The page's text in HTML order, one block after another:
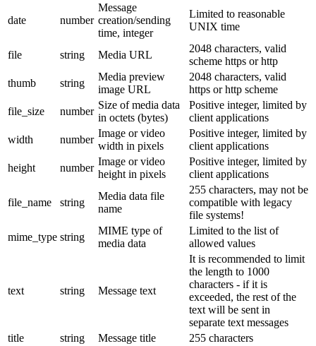
date number
Message
creation/sending
time, integer
Limited to reasonable
UNIX time
file string Media URL
2048 characters, valid
scheme https or http
thumb
string
Media preview
image URL
2048 characters, valid
https or http scheme
file_size
number
Size of media data
in octets (bytes)
Positive integer, limited by
client applications
width
number
Image or video
width in pixels
Positive integer, limited by
client applications
height
number
Image or video
height in pixels
Positive integer, limited by
client applications
file_name string
Media data file
name
255 characters, may not be
compatible with legacy
file systems!
mime_type string
MIME type of
media data
Limited to the list of
allowed values
text string Message text
It is recommended to limit
the length to 1000
characters - if it is
exceeded, the rest of the
text will be sent in
separate text messages
title
string Message title
255 characters